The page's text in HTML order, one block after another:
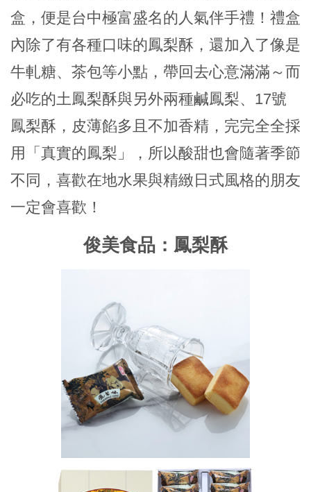
盒，便是台中極富盛名的人氣伴手禮！禮盒
內除了有各種口味的鳳梨酥，還加入了像是
牛軋糖、茶包等小點，帶回去心意滿滿～而
必吃的土鳳梨酥與另外兩種鹹鳳梨、17號
鳳梨酥，皮薄餡多且不加香精，完完全全採
用「真實的鳳梨」，所以酸甜也會隨著季節
不同，喜歡在地水果與精緻日式風格的朋友
一定會喜歡！
俊美食品：鳳梨酥